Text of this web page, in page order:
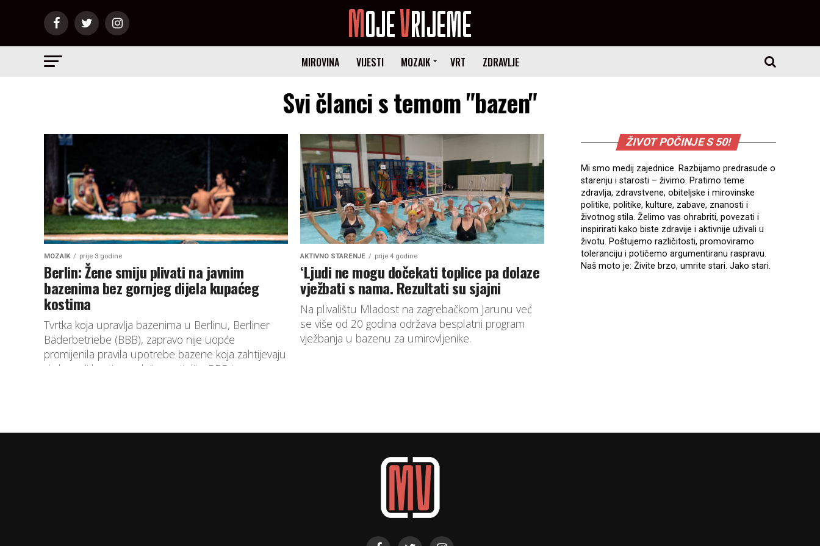
MIROVINA VIJESTI MOZAIK VRT ZDRAVLJE
Svi članci s temom "bazen"
MOZAIK prije 3 godine
Berlin: Žene smiju plivati na javnim
bazenima bez gornjeg dijela kupaćeg
kostima
Tvrtka koja upravlja bazenima u Berlinu, Berliner
Bäderbetriebe (BBB), zapravo nije uopće
promijenila pravila upotrebe bazene koja zahtijevaju
da kupaći kostim prekrije genitalije. BBB je samo...
AKTIVNO STARENJE prije 4 godine
‘Ljudi ne mogu dočekati toplice pa dolaze
vježbati s nama. Rezultati su sjajni
Na plivalištu Mladost na zagrebačkom Jarunu već
se više od 20 godina održava besplatni program
vježbanja u bazenu za umirovljenike.
ŽIVOT POČINJE S 50!
Mi smo medij zajednice. Razbijamo predrasude o
starenju i starosti – živimo. Pratimo teme
zdravlja, zdravstvene, obiteljske i mirovinske
politike, politike, kulture, zabave, znanosti i
životnog stila. Želimo vas ohrabriti, povezati i
inspirirati kako biste zdravije i aktivnije uživali u
životu. Poštujemo različitosti, promoviramo
toleranciju i potičemo argumentiranu raspravu.
Naš moto je: Živite brzo, umrite stari. Jako stari.